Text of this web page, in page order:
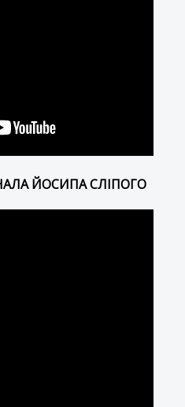
ЙОСИПА СЛІПОГО